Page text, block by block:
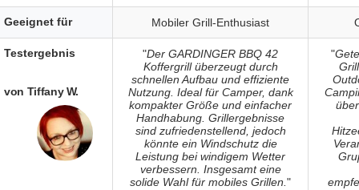
Mobiler Grill-Enthusiast
"Der GARDINGER BBQ 42
Koffergrill überzeugt durch
schnellen Aufbau und effiziente
Nutzung. Ideal für Camper, dank
kompakter Größe und einfacher
Handhabung. Grillergebnisse
sind zufriedenstellend, jedoch
könnte ein Windschutz die
Leistung bei windigem Wetter
verbessern. Insgesamt eine
solide Wahl für mobiles Grillen."
"
Geeignet für
Testergebnis
von Tiffany W.